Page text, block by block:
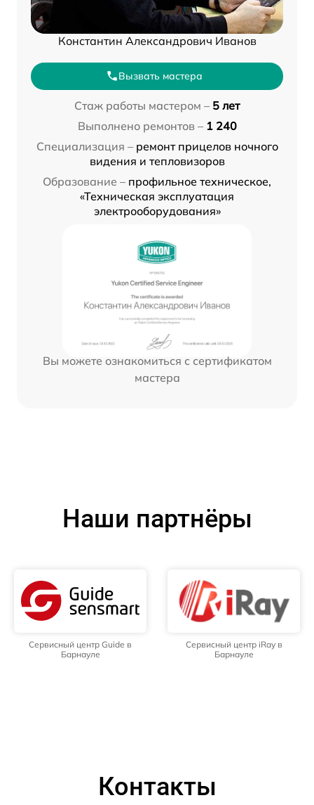
Константин Александрович Иванов
Вызвать мастера
Стаж работы мастером – 5 лет
Выполнено ремонтов – 1 240
Специализация – ремонт прицелов ночного
видения и тепловизоров
Образование – профильное техническое,
«Техническая эксплуатация
электрооборудования»
Вы можете ознакомиться с сертификатом
мастера
Наши партнёры
Сервисный центр Guide в
Барнауле
Сервисный центр iRay в
Барнауле
Контакты